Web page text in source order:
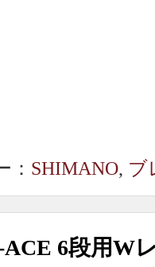
： SHIMANO, ブ
6段用W